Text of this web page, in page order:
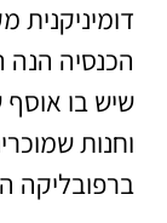
דומיניקנית
הכנסיה
שיש בו אוסף
וחנות
ברפובליקה